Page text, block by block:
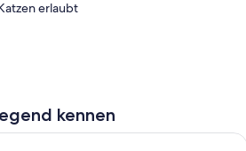
erlaubt
kennen